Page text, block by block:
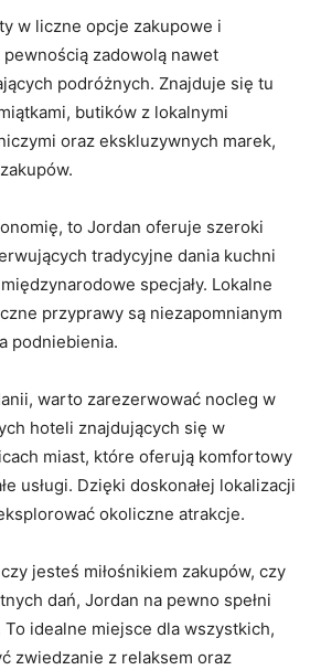
w​ liczne opcje zakupowe i
zadowolą nawet
podróżnych. Znajduje się tu
butików z lokalnymi
oraz ekskluzywnych marek,
to ‍Jordan oferuje szeroki
tradycyjne dania kuchni
specjały. Lokalne‌
przyprawy‍ są niezapomnianym
podniebienia.
warto zarezerwować nocleg w
hoteli znajdujących się w
miast, które oferują komfortowy⁣
usługi. Dzięki doskonałej‌ lokalizacji
okoliczne atrakcje.
jesteś miłośnikiem zakupów, czy
dań, Jordan na pewno spełni⁣
‌idealne miejsce dla wszystkich,
zwiedzanie z relaksem oraz